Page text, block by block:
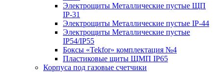
Электрощиты Металлические пустые ЩП
IP-31
Электрощиты Металлические пустые IP-44
Электрощиты Металлические пустые
IP54/IP55
Боксы «Tekfor» комплектация №4
Пластиковые щиты ЩМП IP65
Корпуса под газовые счетчики